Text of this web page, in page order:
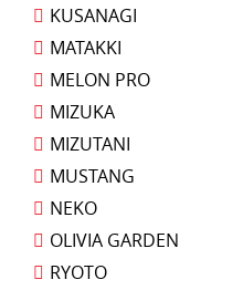
KUSANAGI
MATAKKI
MELON PRO
MIZUKA
MIZUTANI
MUSTANG
NEKO
OLIVIA GARDEN
RYOTO